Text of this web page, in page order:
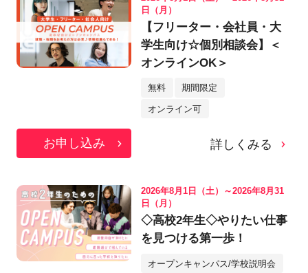
日（月）
【フリーター・会社員・大
学生向け☆個別相談会】＜
オンラインOK＞
無料 期間限定
オンライン可
お申し込み 詳しくみる
2026年8月1日（土）～2026年8月31
日（月）
◇高校2年生◇やりたい仕事
を見つける第一歩！
オープンキャンパス/学校説明会